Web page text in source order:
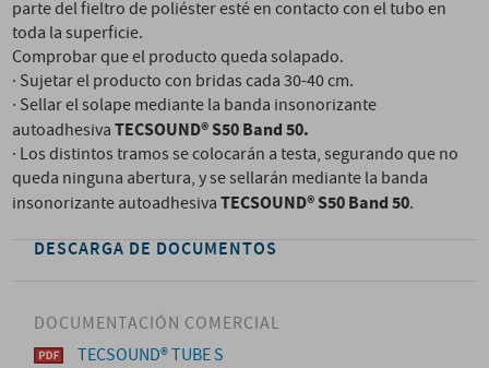
parte del fieltro de poliéster esté en contacto con el tubo en
toda la superficie.
Comprobar que el producto queda solapado.
· Sujetar el producto con bridas cada 30-40 cm.
· Sellar el solape mediante la banda insonorizante
autoadhesivaTECSOUND® S50 Band 50.
· Los distintos tramos se colocarán a testa, segurando que no
queda ninguna abertura, y se sellarán mediante la banda
insonorizante autoadhesivaTECSOUND® S50 Band 50.
DESCARGA DE DOCUMENTOS
DOCUMENTACIÓN COMERCIAL
TECSOUND® TUBE S